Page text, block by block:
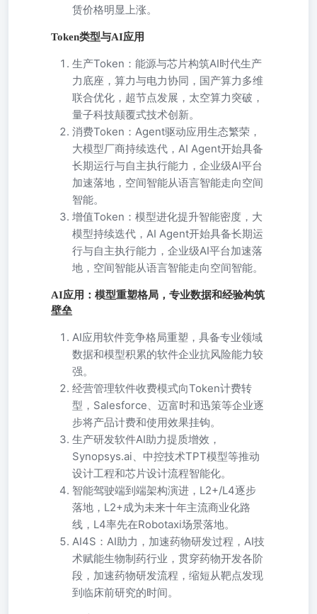
赁价格明显上涨。
Token类型与AI应用
生产Token：能源与芯片构筑AI时代生产
力底座，算力与电力协同，国产算力多维
联合优化，超节点发展，太空算力突破，
量子科技颠覆式技术创新。
消费Token：Agent驱动应用生态繁荣，
大模型厂商持续迭代，AI Agent开始具备
长期运行与自主执行能力，企业级AI平台
加速落地，空间智能从语言智能走向空间
智能。
增值Token：模型进化提升智能密度，大
模型持续迭代，AI Agent开始具备长期运
行与自主执行能力，企业级AI平台加速落
地，空间智能从语言智能走向空间智能。
AI应用：模型重塑格局，专业数据和经验构筑
壁垒
AI应用软件竞争格局重塑，具备专业领域
数据和模型积累的软件企业抗风险能力较
强。
经营管理软件收费模式向Token计费转
型，Salesforce、迈富时和迅策等企业逐
步将产品计费和使用效果挂钩。
生产研发软件AI助力提质增效，
Synopsys.ai、中控技术TPT模型等推动
设计工程和芯片设计流程智能化。
智能驾驶端到端架构演进，L2+/L4逐步
落地，L2+成为未来十年主流商业化路
线，L4率先在Robotaxi场景落地。
AI4S：AI助力，加速药物研发过程，AI技
术赋能生物制药行业，贯穿药物开发各阶
段，加速药物研发流程，缩短从靶点发现
到临床前研究的时间。